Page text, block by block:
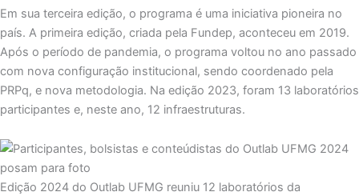
Em sua terceira edição, o programa é uma iniciativa pioneira no
país. A primeira edição, criada pela Fundep, aconteceu em 2019.
Após o período de pandemia, o programa voltou no ano passado
com nova configuração institucional, sendo coordenado pela
PRPq, e nova metodologia. Na edição 2023, foram 13 laboratórios
participantes e, neste ano, 12 infraestruturas.
Edição 2024 do Outlab UFMG reuniu 12 laboratórios da